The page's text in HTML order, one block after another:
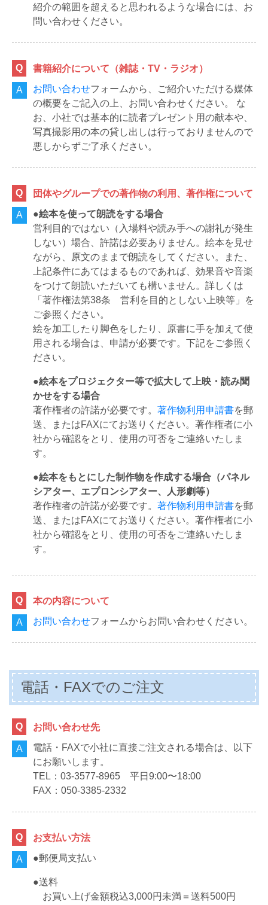
紹介の範囲を超えると思われるような場合には、お
問い合わせください。
書籍紹介について（雑誌・TV・ラジオ）
お問い合わせフォームから、ご紹介いただける媒体
の概要をご記入の上、お問い合わせください。 な
お、小社では基本的に読者プレゼント用の献本や、
写真撮影用の本の貸し出しは行っておりませんので
悪しからずご了承ください。
団体やグループでの著作物の利用、著作権について
●絵本を使って朗読をする場合
営利目的ではない（入場料や読み手への謝礼が発生
しない）場合、許諾は必要ありません。絵本を見せ
ながら、原文のままで朗読をしてください。また、
上記条件にあてはまるものであれば、効果音や音楽
をつけて朗読いただいても構いません。詳しくは
「著作権法第38条 営利を目的としない上映等」を
ご参照ください。
絵を加工したり脚色をしたり、原書に手を加えて使
用される場合は、申請が必要です。下記をご参照く
ださい。
●絵本をプロジェクター等で拡大して上映・読み聞
かせをする場合
著作権者の許諾が必要です。 著作物利用申請書を郵
送、またはFAXにてお送りください。著作権者に小
社から確認をとり、使用の可否をご連絡いたしま
す。
●絵本をもとにした制作物を作成する場合（パネル
シアター、エプロンシアター、人形劇等）
著作権者の許諾が必要です。 著作物利用申請書を郵
送、またはFAXにてお送りください。著作権者に小
社から確認をとり、使用の可否をご連絡いたしま
す。
本の内容について
お問い合わせフォームからお問い合わせください。
電話・FAXでのご注文
お問い合わせ先
電話・FAXで小社に直接ご注文される場合は、以下
にお願いします。
TEL：03-3577-8965 平日9:00〜18:00
FAX：050-3385-2332
お支払い方法
●郵便局支払い
●送料
お買い上げ金額税込3,000円未満＝送料500円